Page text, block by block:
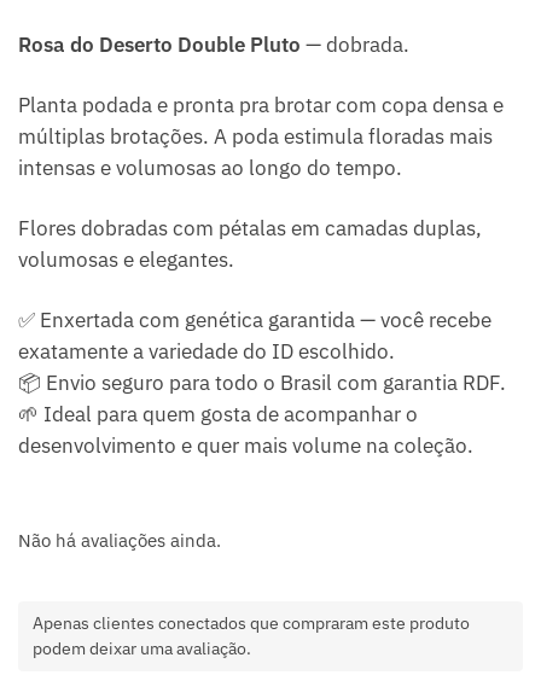
Rosa do Deserto Double Pluto — dobrada.
Planta podada e pronta pra brotar com copa densa e
múltiplas brotações. A poda estimula floradas mais
intensas e volumosas ao longo do tempo.
Flores dobradas com pétalas em camadas duplas,
volumosas e elegantes.
✅ Enxertada com genética garantida — você recebe
exatamente a variedade do ID escolhido.
📦 Envio seguro para todo o Brasil com garantia RDF.
🌱 Ideal para quem gosta de acompanhar o
desenvolvimento e quer mais volume na coleção.
Não há avaliações ainda.
Apenas clientes conectados que compraram este produto
podem deixar uma avaliação.